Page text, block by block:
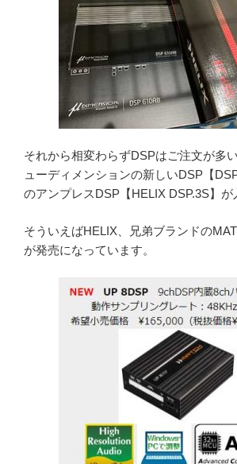
それから相変わらずDSPはご注文が多
ューディメンションの新しいDSP【
のアンプレスDSP【HELIX DSP.3S】が
そういえばHELIX、兄弟ブランドの
が発売になっています。